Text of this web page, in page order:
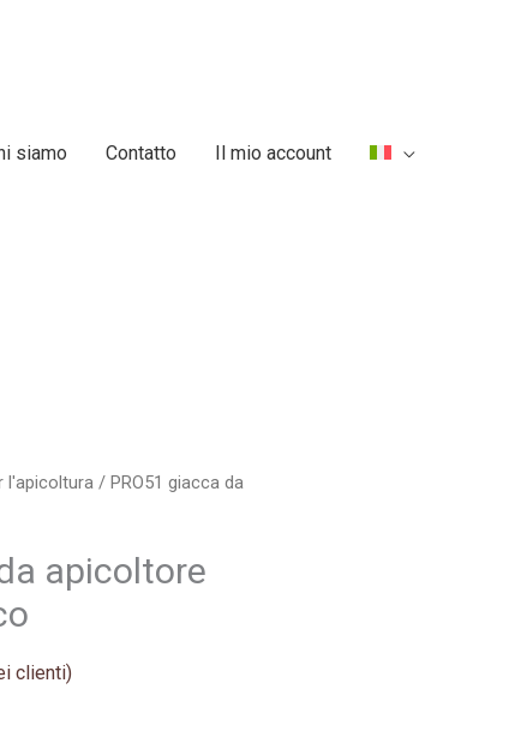
siamo Contatto Il mio account
l'apicoltura / PRO51 giacca da
apicoltore
clienti)